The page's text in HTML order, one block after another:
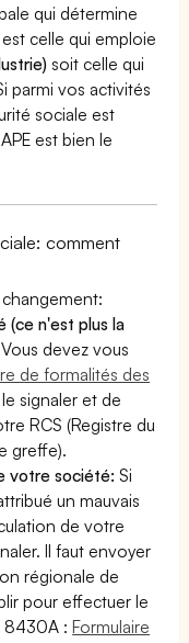
qui détermine
celle qui emploie
soit celle qui
parmi vos activités
sociale est
est bien le
comment
(ce n'est plus la
devez vous
de formalités des
signaler et de
RCS (Registre du
greffe).
votre société:Si
un mauvais
de votre
Il faut envoyer
régionale de
pour effectuer le
8430A :Formulaire